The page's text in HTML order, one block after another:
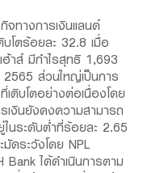
างการเงินแลนด์
โตร้อยละ 32.8 เมื่อ
าส์ มีกำไรสุทธิ 1,693
2565 ส่วนใหญ่เป็นการ
เติบโตอย่างต่อเนื่องโดย
เงินยังคงความสามารถ
ในระดับต่ำที่ร้อยละ 2.65
ดระวังโดย NPL
ได้ดำเนินการตาม